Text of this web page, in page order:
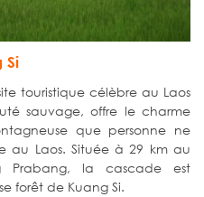
Si
touristique célèbre au Laos
sauvage, offre le charme
que personne ne
au Laos. Située à 29 km au
la cascade est
forêt de Kuang Si.